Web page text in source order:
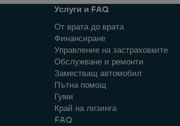
Услуги и FAQ
От врата до врата
Финансиране
Управление на застраховките
Обслужване и ремонти
Заместващ автомобил
Пътна помощ
Гуми
Край на лизинга
FAQ